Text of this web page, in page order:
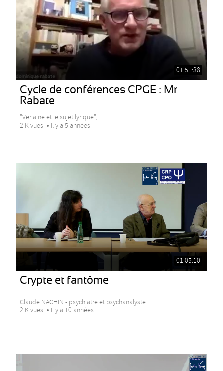
01:51:38
Cycle de conférences CPGE : Mr
Rabate
"Verlaine et le sujet lyrique",...
2 K vues
Il y a 5 années
01:05:10
Crypte et fantôme
Claude NACHIN - psychiatre et psychanalyste...
2 K vues
Il y a 10 années